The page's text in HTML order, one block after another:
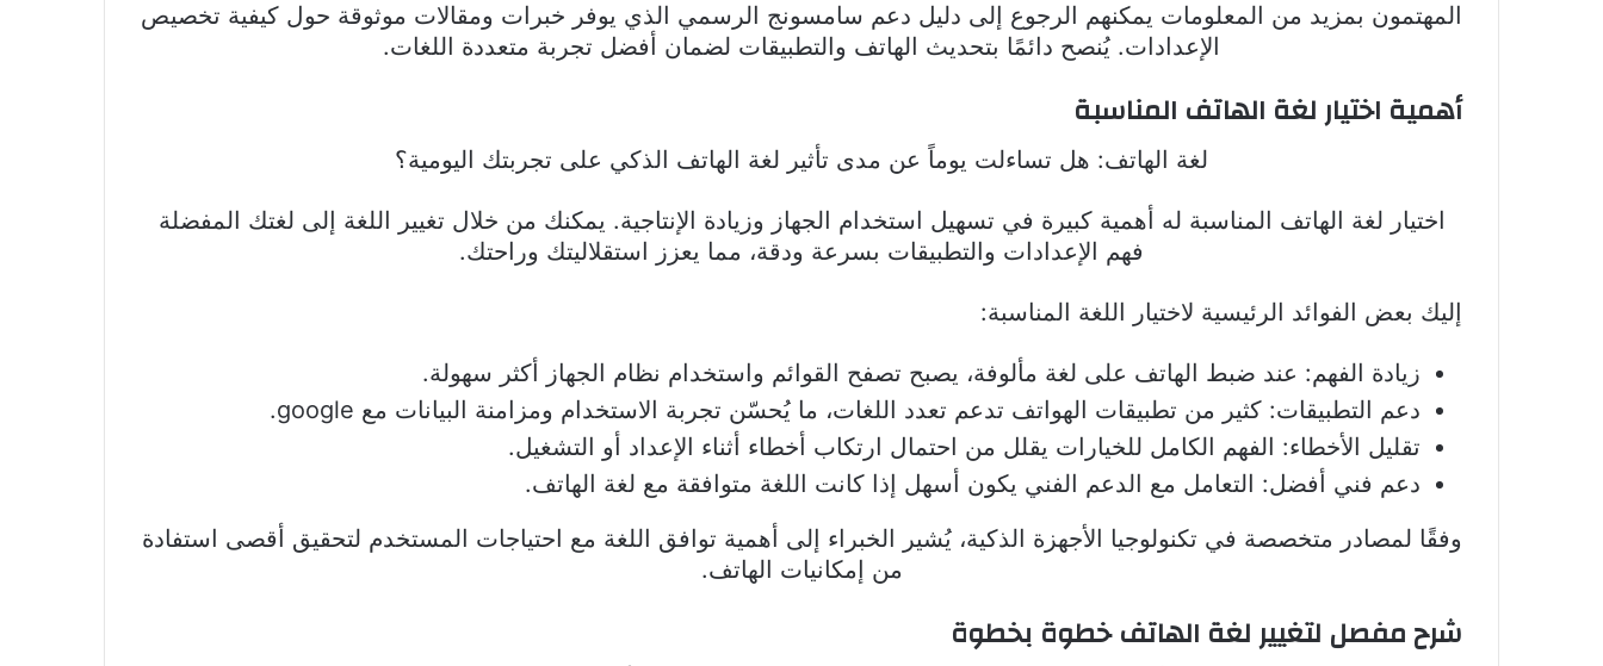
المهتمون بمزيد من المعلومات يمكنهم الرجوع إلى دليل دعم سامسونج الرسمي الذي يوفر خبرات ومقالات موثوقة حول كيفية تخصيص
الإعدادات. يُنصح دائمًا بتحديث الهاتف والتطبيقات لضمان أفضل تجربة متعددة اللغات.
أهمية اختيار لغة الهاتف المناسبة
لغة الهاتف: هل تساءلت يوماً عن مدى تأثير لغة الهاتف الذكي على تجربتك اليومية؟
اختيار لغة الهاتف المناسبة له أهمية كبيرة في تسهيل استخدام الجهاز وزيادة الإنتاجية. يمكنك من خلال تغيير اللغة إلى لغتك المفضلة
فهم الإعدادات والتطبيقات بسرعة ودقة، مما يعزز استقلاليتك وراحتك.
إليك بعض الفوائد الرئيسية لاختيار اللغة المناسبة:
زيادة الفهم: عند ضبط الهاتف على لغة مألوفة، يصبح تصفح القوائم واستخدام نظام الجهاز أكثر سهولة.
دعم التطبيقات: كثير من تطبيقات الهواتف تدعم تعدد اللغات، ما يُحسّن تجربة الاستخدام ومزامنة البيانات مع google.
تقليل الأخطاء: الفهم الكامل للخيارات يقلل من احتمال ارتكاب أخطاء أثناء الإعداد أو التشغيل.
دعم فني أفضل: التعامل مع الدعم الفني يكون أسهل إذا كانت اللغة متوافقة مع لغة الهاتف.
وفقًا لمصادر متخصصة في تكنولوجيا الأجهزة الذكية، يُشير الخبراء إلى أهمية توافق اللغة مع احتياجات المستخدم لتحقيق أقصى استفادة
من إمكانيات الهاتف.
شرح مفصل لتغيير لغة الهاتف خطوة بخطوة